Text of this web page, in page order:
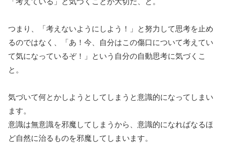
つまり、「考えないようにしよう！」と努力して思考を止め
るのではなく、「あ！今、自分はこの傷口について考えてい
て気になっているぞ！」という自分の自動思考に気づくこ
と。
気づいて何とかしようとしてしまうと意識的になってしまい
ます。
意識は無意識を邪魔してしまうから、意識的になればなるほ
ど自然に治るものを邪魔してしまいます。